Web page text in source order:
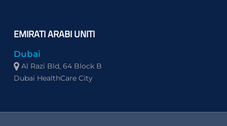
EMIRATI ARABI UNITI
Dubai
Al Razi Bld, 64 Block B
Dubai HealthCare City